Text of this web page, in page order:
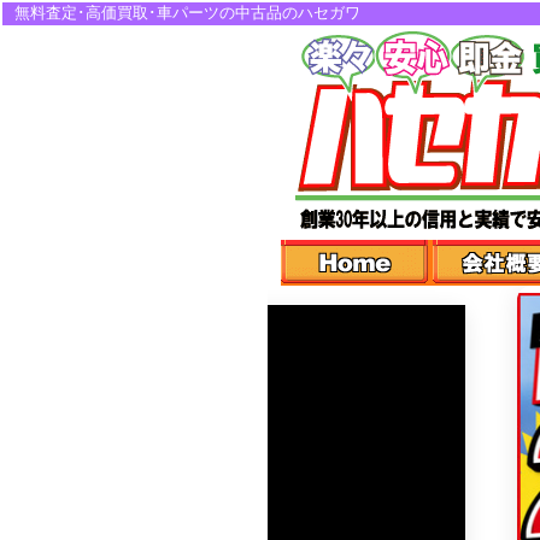
無料査定･高価買取･車パーツの中古品のハセガワ